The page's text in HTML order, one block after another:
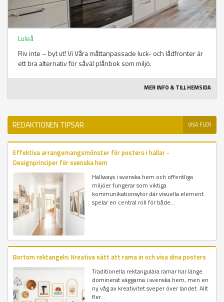
Luleå
Riv inte – byt ut! Vi Våra måttanpassade luck- och lådfronter är
ett bra alternativ för såväl plånbok som miljö.
MER INFO & TILL HEMSIDA
REDAKTIONEN TIPSAR VISA FLER
Effektiva arrangemangsmönster för posters i hallar -
Designprinciper för svenska hem
Hallways i svenska hem och offentliga
miljöer fungerar som viktiga
kommunikationsytor där visuella element
spelar en central roll för både...
Bortom rektangeln: Kreativa sätt att rama in och visa dina posters
Traditionella rektangulära ramar har länge
dominerat väggarna i svenska hem, men en
ny våg av kreativitet sveper över landet. Allt
fler...